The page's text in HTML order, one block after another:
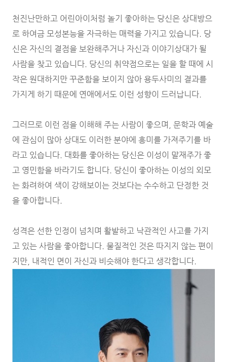
천진난만하고 어린아이처럼 놀기 좋아하는 당신은 상대방으
로 하여금 모성본능을 자극하는 매력을 가지고 있습니다. 당
신은 자신의 결점을 보완해주거나 자신과 이야기상대가 될
사람을 찾고 있습니다. 당신의 취약점으로는 일을 할 때에 시
작은 원대하지만 꾸준함을 보이지 않아 용두사미의 결과를
가지게 하기 때문에 연애에서도 이런 성향이 드러납니다.
그러므로 이런 점을 이해해 주는 사람이 좋으며, 문학과 예술
에 관심이 많아 상대도 이러한 분야에 흥미를 가져주기를 바
라고 있습니다. 대화를 좋아하는 당신은 이성이 말재주가 좋
고 영민함을 바라기도 합니다. 당신이 좋아하는 이성의 외모
는 화려하여 색이 강해보이는 것보다는 수수하고 단정한 것
을 좋아합니다.
성격은 선한 인정이 넘치며 활발하고 낙관적인 사고를 가지
고 있는 사람을 좋아합니다. 물질적인 것은 따지지 않는 편이
지만, 내적인 면이 자신과 비슷해야 한다고 생각합니다.